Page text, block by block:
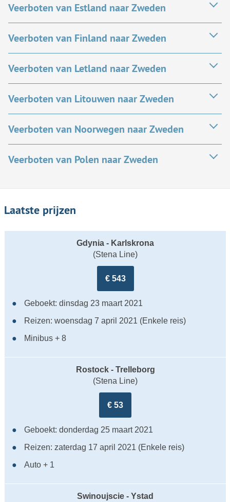
Veerboten van Estland naar Zweden
Veerboten van Finland naar Zweden
Veerboten van Letland naar Zweden
Veerboten van Litouwen naar Zweden
Veerboten van Noorwegen naar Zweden
Veerboten van Polen naar Zweden
Laatste prijzen
Gdynia - Karlskrona
(Stena Line)
€ 543
Geboekt: dinsdag 23 maart 2021
Reizen: woensdag 7 april 2021 (Enkele reis)
Minibus + 8
Rostock - Trelleborg
(Stena Line)
€ 53
Geboekt: donderdag 25 maart 2021
Reizen: zaterdag 17 april 2021 (Enkele reis)
Auto + 1
Swinoujscie - Ystad